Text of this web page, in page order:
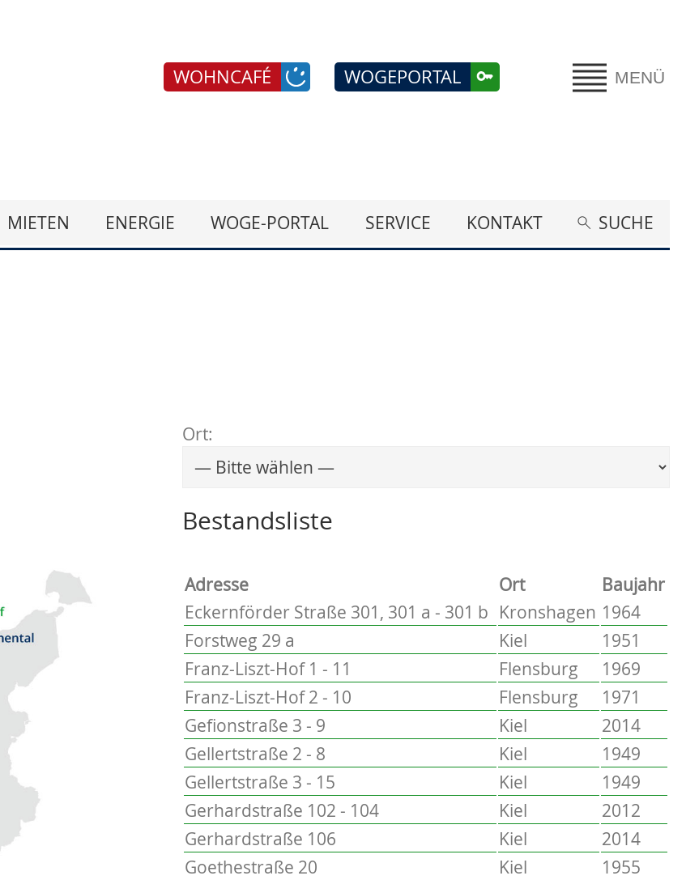
MENÜ
WOGEPORTAL
WOHNCAFÉ
MIETEN ENERGIE WOGE-PORTAL SERVICE KONTAKT SUCHE
Ort:
Wählen Sie einen Ort, um zur entsprechenden Seite zu
Bestandsliste
Adresse Ort
Baujahr
Eckernförder Straße 301, 301 a - 301 b Kronshagen 1964
Forstweg 29 a
Kiel
1951
Franz-Liszt-Hof 1 - 11
Flensburg
1969
Franz-Liszt-Hof 2 - 10
Flensburg
1971
Gefionstraße 3 - 9
Kiel
2014
Gellertstraße 2 - 8
Kiel
1949
Gellertstraße 3 - 15
Kiel
1949
Gerhardstraße 102 - 104
Kiel
2012
Gerhardstraße 106
Kiel
2014
Goethestraße 20
Kiel
1955